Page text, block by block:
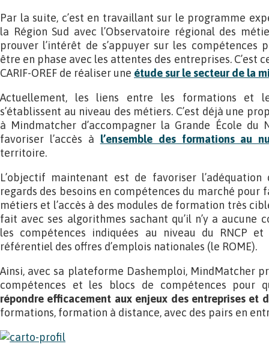
Par la suite, c’est en travaillant sur le programme
la Région Sud avec l’Observatoire régional des
prouver l’intérêt de s’appuyer sur les
être en phase avec les attentes des entreprises. C’est
CARIF-OREF de réaliser une étude sur le secteur de la
Actuellement, les liens entre les formations et
s’établissent au niveau des métiers. C’est déjà une
à Mindmatcher d’accompagner la Grande École du
favoriser l’accès à l’ensemble des formations au
territoire.
L’objectif maintenant est de favoriser
regards des besoins en compétences du marché pour
métiers et l’accès à des modules de formation très
fait avec ses algorithmes sachant qu’il n’y a aucune
les compétences indiquées au niveau du RNCP
référentiel des offres d’emplois nationales (le ROME).
Ainsi, avec sa plateforme Dashemploi, MindMatcher
compétences et les blocs de compétences pour
répondre efficacement aux enjeux des entreprises et
formations, formation à distance, avec des pairs en